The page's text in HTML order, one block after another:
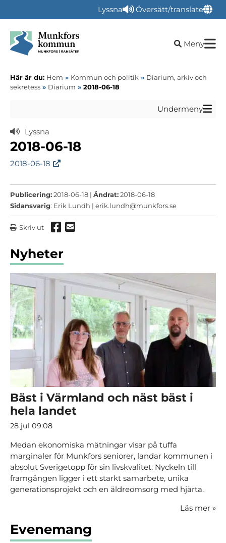
Lyssna Översätt/translate
Öppna
Meny
Här är du: Hem » Kommun och politik » Diarium, arkiv och
sekretess » Diarium » 2018-06-18
Undermeny
Lyssna
2018-06-18
2018-06-18
Publicering:2018-06-18 | Ändrat:2018-06-18
Sidansvarig: Erik Lundh | erik.lundh@munkfors.se
Skriv ut Dela via Facebook
Dela via mail
Nyheter
Bäst i Värmland och näst bäst i
hela landet
28 jul 09:08
Medan ekonomiska mätningar visar på tuffa
marginaler för Munkfors seniorer, landar kommunen i
absolut Sverigetopp för sin livskvalitet. Nyckeln till
framgången ligger i ett starkt samarbete, unika
generationsprojekt och en äldreomsorg med hjärta.
Läs mer »
Evenemang